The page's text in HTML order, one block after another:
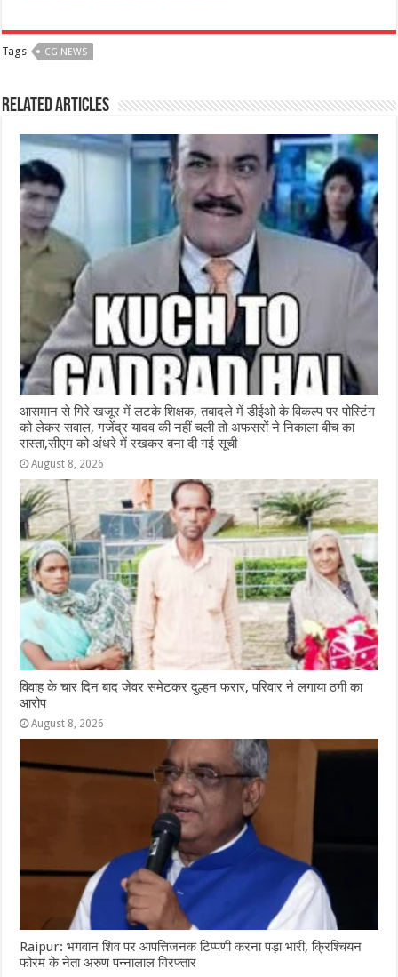
c
e
b
o
o
k
at
s
A
p
p
ss
n
g
e
itt
r
e
ra
m
ar
Tags CG NEWS
Related Articles
आसमान से गिरे खजूर में लटके शिक्षक, तबादले में डीईओ के विकल्प पर पोस्टिंग
को लेकर सवाल, गजेंद्र यादव की नहीं चली तो अफसरों ने निकाला बीच का
रास्ता,सीएम को अंधरे में रखकर बना दी गई सूची
August 8, 2026
विवाह के चार दिन बाद जेवर समेटकर दुल्हन फरार, परिवार ने लगाया ठगी का
आरोप
August 8, 2026
Raipur: भगवान शिव पर आपत्तिजनक टिप्पणी करना पड़ा भारी, क्रिश्चियन
फोरम के नेता अरुण पन्नालाल गिरफ्तार